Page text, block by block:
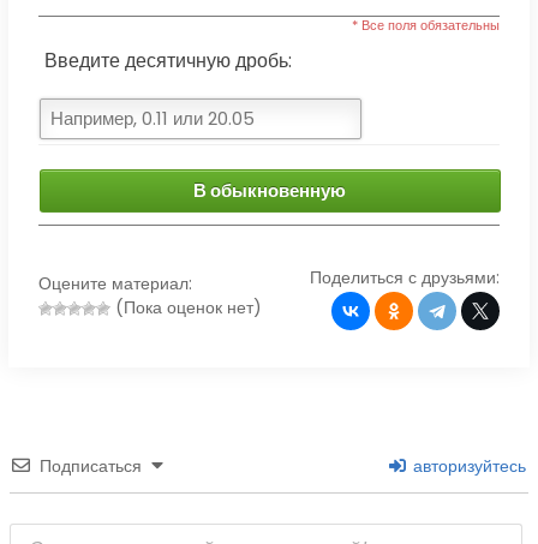
* Все поля обязательны
Введите десятичную дробь:
В обыкновенную
Оцените материал:
(Пока оценок нет)
Поделиться с друзьями:
Подписаться авторизуйтесь